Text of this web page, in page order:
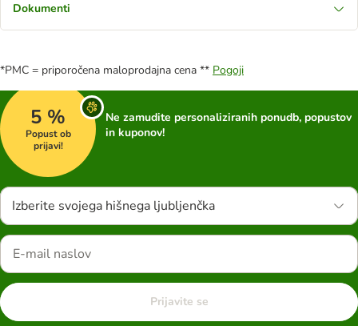
Dokumenti
*PMC = priporočena maloprodajna cena ** Pogoji
5 %
Popust ob
prijavi!
Ne zamudite personaliziranih ponudb, popustov
in kuponov!
Izberite svojega hišnega ljubljenčka
Prijavite se